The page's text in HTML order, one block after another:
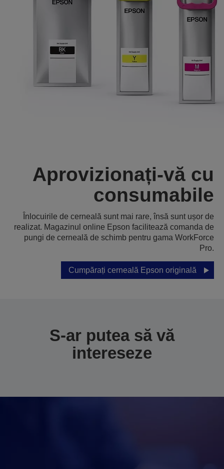
Aprovizionați-vă cu
consumabile
Înlocuirile de cerneală sunt mai rare, însă sunt ușor de
realizat. Magazinul online Epson facilitează comanda de
pungi de cerneală de schimb pentru gama WorkForce
Pro.
Cumpărați cerneală Epson originală
S-ar putea să vă
intereseze